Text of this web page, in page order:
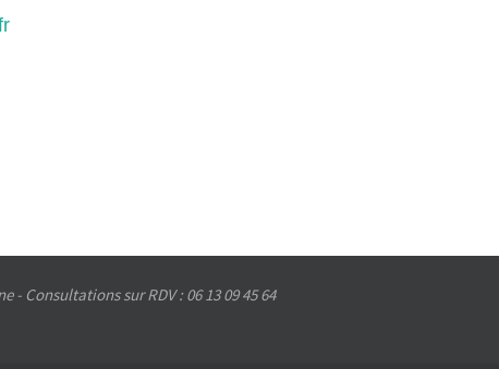
Consultations sur RDV : 06 13 09 45 64